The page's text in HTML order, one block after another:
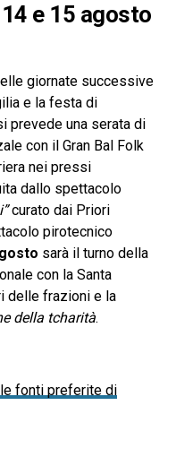
e 15 agosto
giornate successive
e la festa di
prevede una serata di
con il Gran Bal Folk
nei pressi
dallo spettacolo
curato dai Priori
pirotecnico
sarà il turno della
con la Santa
delle frazioni e la
della tcharità.
fonti preferite di